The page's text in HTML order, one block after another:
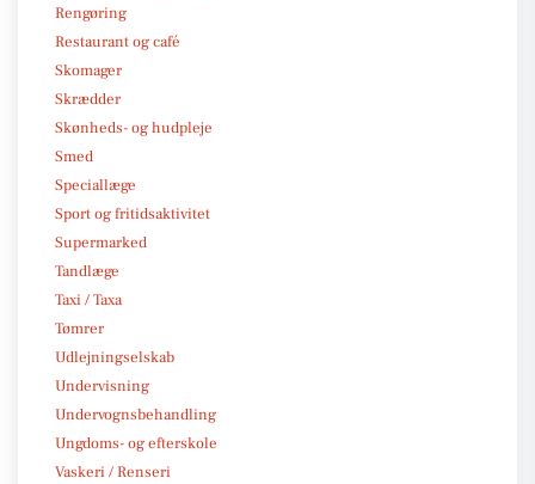
Rengøring
Restaurant og café
Skomager
Skrædder
Skønheds- og hudpleje
Smed
Speciallæge
Sport og fritidsaktivitet
Supermarked
Tandlæge
Taxi / Taxa
Tømrer
Udlejningselskab
Undervisning
Undervognsbehandling
Ungdoms- og efterskole
Vaskeri / Renseri